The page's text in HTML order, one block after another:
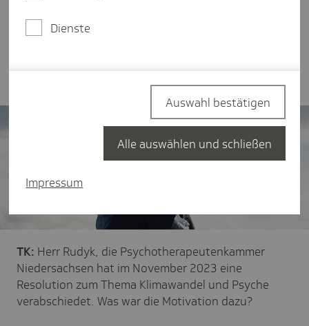
verabschiedete Resolution der niedersächsischen
Psychotherapeutenkammer und darüber, wie eine
vermieden werden kann.
TK: Herr Rudyk, die Psychotherapeutenkammer
Niedersachsen hat im November 2023 eine
Resolution zum Thema Klimawandel und Psyche
verabschiedet. Was war die Motivation dazu?
Dienste
Impressum
Auswahl bestätigen
Alle auswählen und schließen